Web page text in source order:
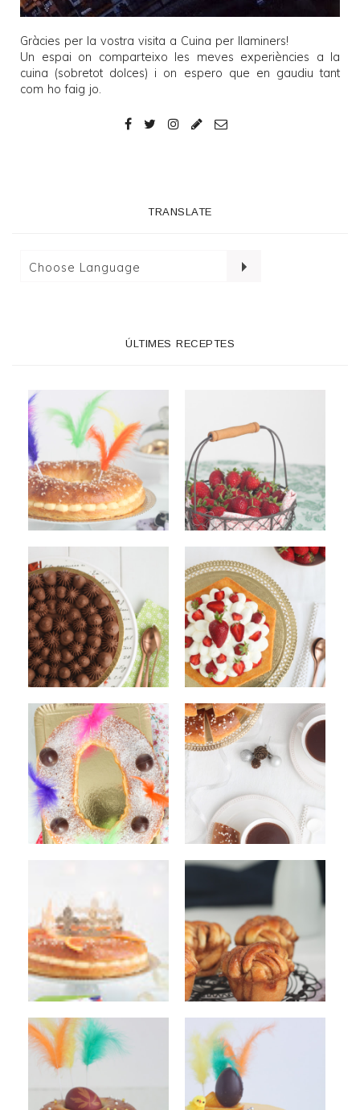
Gràcies per la vostra visita a Cuina per llaminers!
Un espai on comparteixo les meves experiències a la
cuina (sobretot dolces) i on espero que en gaudiu tant
com ho faig jo.
TRANSLATE
ÚLTIMES RECEPTES